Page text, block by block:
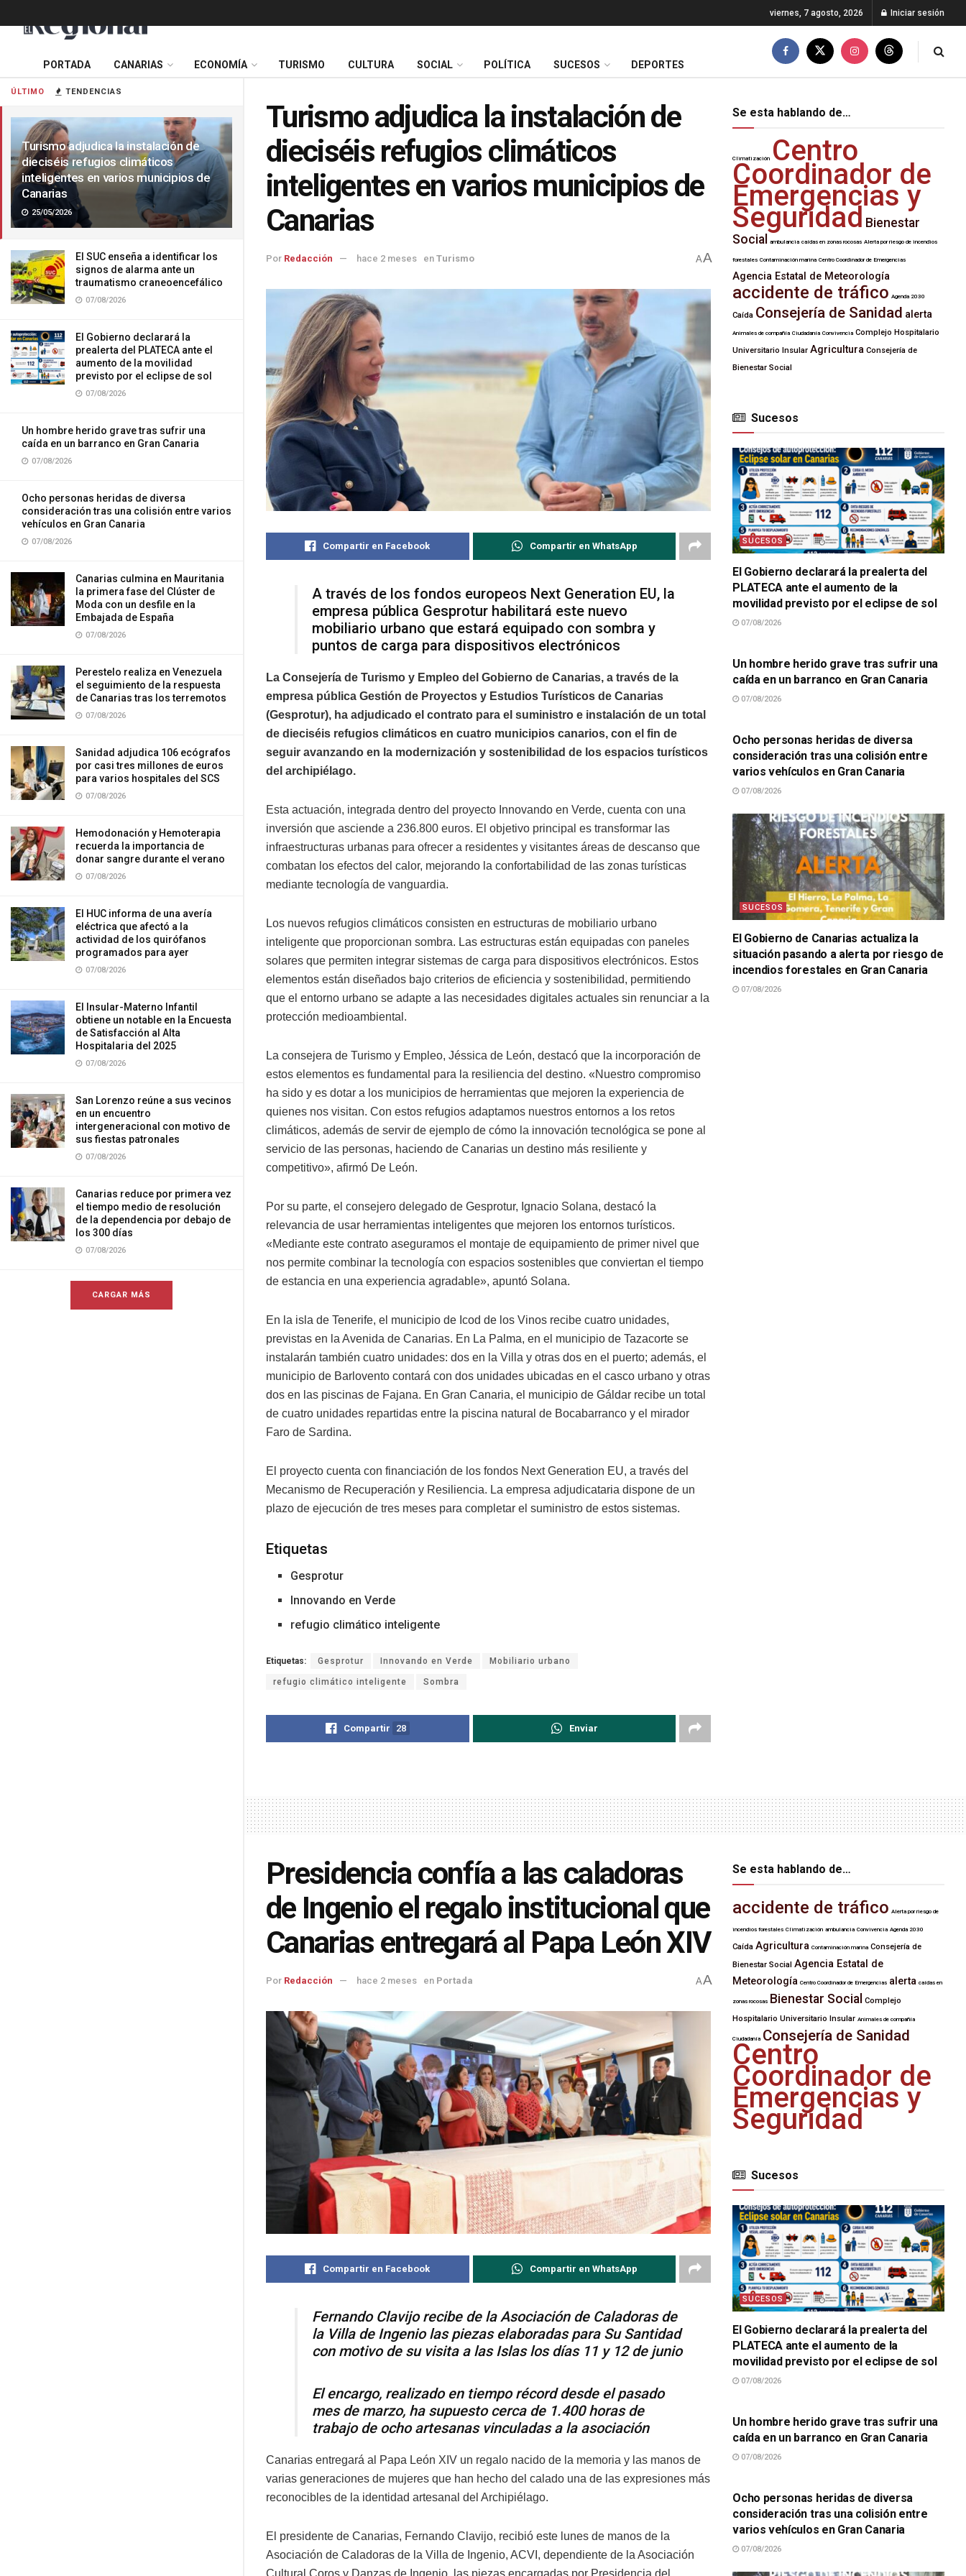
ÚLTIMO TENDENCIAS
Turismo adjudica la instalación de
dieciséis refugios climáticos
inteligentes en varios municipios de
Canarias
25/05/2026
El SUC enseña a identificar los
signos de alarma ante un
traumatismo craneoencefálico
07/08/2026
El Gobierno declarará la
prealerta del PLATECA ante el
aumento de la movilidad
previsto por el eclipse de sol
07/08/2026
Un hombre herido grave tras sufrir una
caída en un barranco en Gran Canaria
07/08/2026
Ocho personas heridas de diversa
consideración tras una colisión entre varios
vehículos en Gran Canaria
07/08/2026
Canarias culmina en Mauritania
la primera fase del Clúster de
Moda con un desfile en la
Embajada de España
07/08/2026
Perestelo realiza en Venezuela
el seguimiento de la respuesta
de Canarias tras los terremotos
07/08/2026
Sanidad adjudica 106 ecógrafos
por casi tres millones de euros
para varios hospitales del SCS
07/08/2026
Hemodonación y Hemoterapia
recuerda la importancia de
donar sangre durante el verano
07/08/2026
El HUC informa de una avería
eléctrica que afectó a la
actividad de los quirófanos
programados para ayer
07/08/2026
El Insular-Materno Infantil
obtiene un notable en la Encuesta
de Satisfacción al Alta
Hospitalaria del 2025
07/08/2026
San Lorenzo reúne a sus vecinos
en un encuentro
intergeneracional con motivo de
sus fiestas patronales
07/08/2026
Canarias reduce por primera vez
el tiempo medio de resolución
de la dependencia por debajo de
los 300 días
07/08/2026
CARGAR MÁS
viernes, 7 agosto, 2026 Iniciar sesión
PORTADA CANARIAS ECONOMÍA TURISMO CULTURA SOCIAL POLÍTICA SUCESOS DEPORTES
Turismo adjudica la instalación de
dieciséis refugios climáticos
inteligentes en varios municipios de
Canarias
Por Redacción hace 2 meses en Turismo AA
Compartir en Facebook Compartir en WhatsApp
A través de los fondos europeos Next Generation EU, la
empresa pública Gesprotur habilitará este nuevo
mobiliario urbano que estará equipado con sombra y
puntos de carga para dispositivos electrónicos
La Consejería de Turismo y Empleo del Gobierno de Canarias, a través de la
empresa pública Gestión de Proyectos y Estudios Turísticos de Canarias
(Gesprotur), ha adjudicado el contrato para el suministro e instalación de un total
de dieciséis refugios climáticos en cuatro municipios canarios, con el fin de
seguir avanzando en la modernización y sostenibilidad de los espacios turísticos
del archipiélago.
Esta actuación, integrada dentro del proyecto Innovando en Verde, cuenta con una
inversión que asciende a 236.800 euros. El objetivo principal es transformar las
infraestructuras urbanas para ofrecer a residentes y visitantes áreas de descanso que
combatan los efectos del calor, mejorando la confortabilidad de las zonas turísticas
mediante tecnología de vanguardia.
Los nuevos refugios climáticos consisten en estructuras de mobiliario urbano
inteligente que proporcionan sombra. Las estructuras están equipadas con paneles
solares que permiten integrar sistemas de carga para dispositivos electrónicos. Estos
elementos están diseñados bajo criterios de eficiencia y sostenibilidad, permitiendo
que el entorno urbano se adapte a las necesidades digitales actuales sin renunciar a la
protección medioambiental.
La consejera de Turismo y Empleo, Jéssica de León, destacó que la incorporación de
estos elementos es fundamental para la resiliencia del destino. «Nuestro compromiso
ha sido y es dotar a los municipios de herramientas que mejoren la experiencia de
quienes nos visitan. Con estos refugios adaptamos nuestros entornos a los retos
climáticos, además de servir de ejemplo de cómo la innovación tecnológica se pone al
servicio de las personas, haciendo de Canarias un destino más resiliente y
competitivo», afirmó De León.
Por su parte, el consejero delegado de Gesprotur, Ignacio Solana, destacó la
relevancia de usar herramientas inteligentes que mejoren los entornos turísticos.
«Mediante este contrato aseguramos el montaje de equipamiento de primer nivel que
nos permite combinar la tecnología con espacios sostenibles que conviertan el tiempo
de estancia en una experiencia agradable», apuntó Solana.
En la isla de Tenerife, el municipio de Icod de los Vinos recibe cuatro unidades,
previstas en la Avenida de Canarias. En La Palma, en el municipio de Tazacorte se
instalarán también cuatro unidades: dos en la Villa y otras dos en el puerto; además, el
municipio de Barlovento contará con dos unidades ubicadas en el casco urbano y otras
dos en las piscinas de Fajana. En Gran Canaria, el municipio de Gáldar recibe un total
de cuatro unidades repartidas entre la piscina natural de Bocabarranco y el mirador
Faro de Sardina.
El proyecto cuenta con financiación de los fondos Next Generation EU, a través del
Mecanismo de Recuperación y Resiliencia. La empresa adjudicataria dispone de un
plazo de ejecución de tres meses para completar el suministro de estos sistemas.
Etiquetas
Gesprotur
Innovando en Verde
refugio climático inteligente
Etiquetas: Gesprotur Innovando en Verde Mobiliario urbano
refugio climático inteligente Sombra
Compartir 28 Enviar
Se esta hablando de…
Climatización Centro
Coordinador de
Emergencias y
Seguridad Bienestar
Social
ambulancia caídas en zonas rocosas Alerta por riesgo de incendios
forestales Contaminación marina Centro Coordinador de Emergencias
Agencia Estatal de Meteorología
accidente de tráfico Agenda 2030
Caída Consejería de Sanidad alerta
Animales de compañía Ciudadanía Convivencia Complejo Hospitalario
Universitario Insular Agricultura Consejería de
Bienestar Social
Sucesos
SUCESOS
El Gobierno declarará la prealerta del
PLATECA ante el aumento de la
movilidad previsto por el eclipse de sol
07/08/2026
Un hombre herido grave tras sufrir una
caída en un barranco en Gran Canaria
07/08/2026
Ocho personas heridas de diversa
consideración tras una colisión entre
varios vehículos en Gran Canaria
07/08/2026
SUCESOS
El Gobierno de Canarias actualiza la
situación pasando a alerta por riesgo de
incendios forestales en Gran Canaria
07/08/2026
Presidencia confía a las caladoras
de Ingenio el regalo institucional que
Canarias entregará al Papa León XIV
Por Redacción hace 2 meses en Portada AA
Compartir en Facebook Compartir en WhatsApp
Fernando Clavijo recibe de la Asociación de Caladoras de
la Villa de Ingenio las piezas elaboradas para Su Santidad
con motivo de su visita a las Islas los días 11 y 12 de junio
El encargo, realizado en tiempo récord desde el pasado
mes de marzo, ha supuesto cerca de 1.400 horas de
trabajo de ocho artesanas vinculadas a la asociación
Canarias entregará al Papa León XIV un regalo nacido de la memoria y las manos de
varias generaciones de mujeres que han hecho del calado una de las expresiones más
reconocibles de la identidad artesanal del Archipiélago.
El presidente de Canarias, Fernando Clavijo, recibió este lunes de manos de la
Asociación de Caladoras de la Villa de Ingenio, ACVI, dependiente de la Asociación
Cultural Coros y Danzas de Ingenio, las piezas encargadas por Presidencia del
Se esta hablando de…
accidente de tráfico Alerta por riesgo de
incendios forestales Climatización ambulancia Convivencia Agenda 2030
Caída Agricultura Contaminación marina Consejería de
Bienestar Social Agencia Estatal de
Meteorología Centro Coordinador de Emergencias alerta caídas en
zonas rocosas Bienestar Social Complejo
Hospitalario Universitario Insular Animales de compañía
Ciudadanía Consejería de Sanidad
Centro
Coordinador de
Emergencias y
Seguridad
Sucesos
SUCESOS
El Gobierno declarará la prealerta del
PLATECA ante el aumento de la
movilidad previsto por el eclipse de sol
07/08/2026
Un hombre herido grave tras sufrir una
caída en un barranco en Gran Canaria
07/08/2026
Ocho personas heridas de diversa
consideración tras una colisión entre
varios vehículos en Gran Canaria
07/08/2026